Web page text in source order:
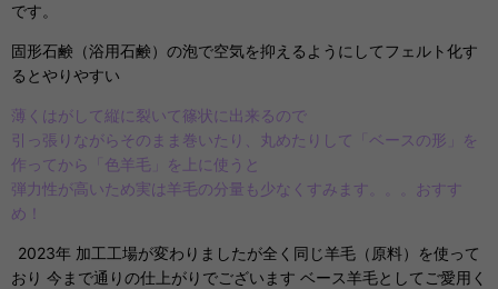
です。
固形石鹸（浴用石鹸）の泡で空気を抑えるようにしてフェルト化す
るとやりやすい
薄くはがして縦に裂いて篠状に出来るので
引っ張りながらそのまま巻いたり、丸めたりして「ベースの形」を
作ってから「色羊毛」を上に使うと
弾力性が高いため実は羊毛の分量も少なくすみます。。。おすす
め！
2023年 加工工場が変わりましたが全く同じ羊毛（原料）を使って
おり 今まで通りの仕上がりでございます ベース羊毛としてご愛用く